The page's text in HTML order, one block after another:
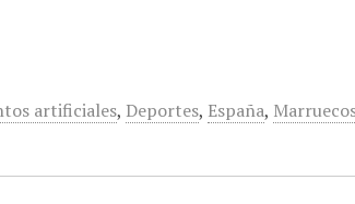
artificiales, Deportes, España,